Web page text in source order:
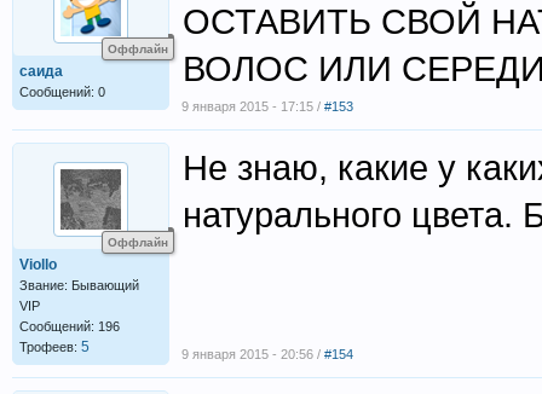
Оффлайн
саида
Сообщений: 0
ОСТАВИТЬ СВОЙ
ВОЛОС ИЛИ
9 января 2015 - 17:15 / #153
Оффлайн
Viollo
Звание: Бывающий
VIP
Сообщений: 196
Трофеев: 5
Не знаю, какие у
натурального цвета.
9 января 2015 - 20:56 / #154